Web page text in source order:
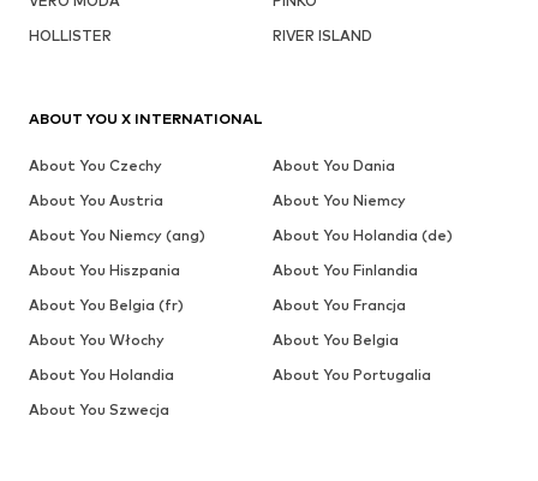
HOLLISTER
RIVER ISLAND
ABOUT YOU X INTERNATIONAL
About You Czechy
About You Dania
About You Austria
About You Niemcy
About You Niemcy (ang)
About You Holandia (de)
About You Hiszpania
About You Finlandia
About You Belgia (fr)
About You Francja
About You Włochy
About You Belgia
About You Holandia
About You Portugalia
About You Szwecja